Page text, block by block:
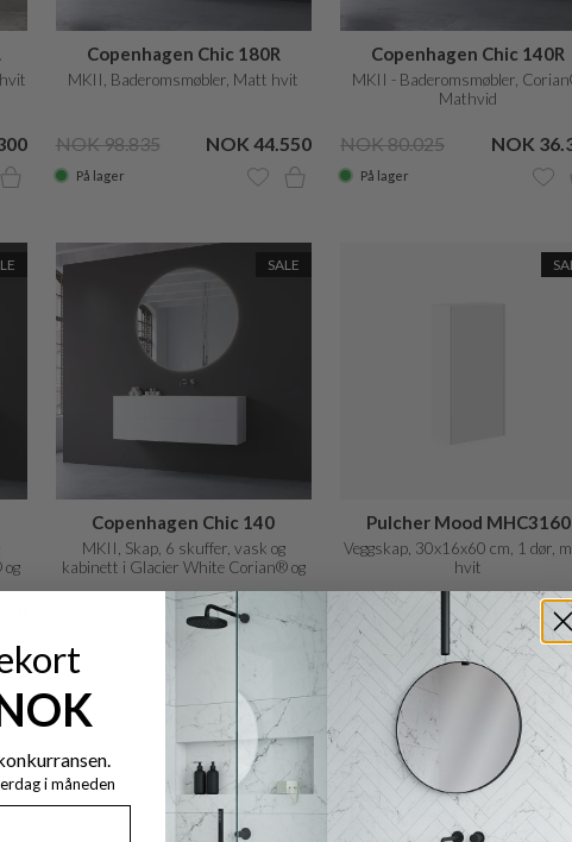
Copenhagen Chic 180R
MKII, Baderomsmøbler, Matt hvit
NOK 98.835 NOK 44.550
På lager
Copenhagen Chic 140R
MKII - Baderomsmøbler,
Mathvid
NOK 80.025 NOK
På lager
SALE
Copenhagen Chic 140
MKII, Skap, 6 skuffer, vask og
kabinett i Glacier White Corian® og
NOK 41.250
Pulcher Mood MHC3160
Veggskap, 30x16x60 cm, 1 dør,
hvit
NOK 7.090 NOK
På lager
SALE
i måneden